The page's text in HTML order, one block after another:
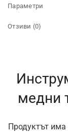
Параметри
Отзиви (0)
медни
Продуктът